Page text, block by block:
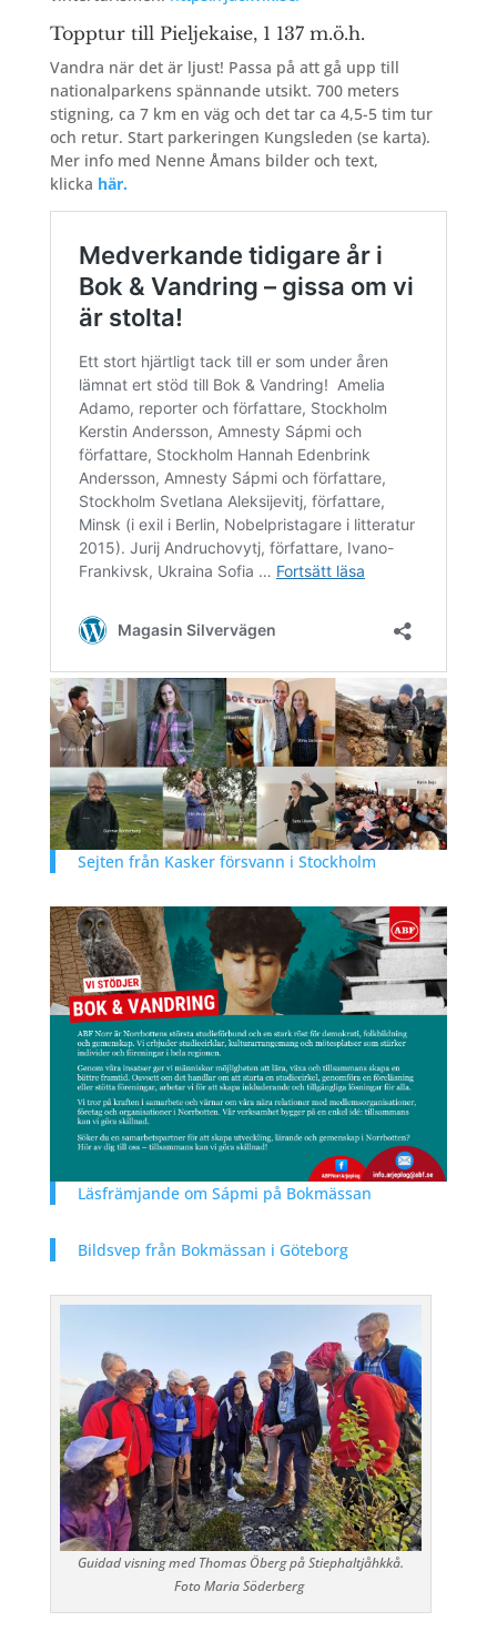
Topptur till Pieljekaise, 1 137 m.ö.h.
Vandra när det är ljust! Passa på att gå upp till
nationalparkens spännande utsikt. 700 meters
stigning, ca 7 km en väg och det tar ca 4,5-5 tim tur
och retur. Start parkeringen Kungsleden (se karta).
Mer info med Nenne Åmans bilder och text,
klicka här.
Sejten från Kasker försvann i Stockholm
Läsfrämjande om Sápmi på Bokmässan
Bildsvep från Bokmässan i Göteborg
Guidad visning med Thomas Öberg på Stiephaltjåhkkå.
Foto Maria Söderberg